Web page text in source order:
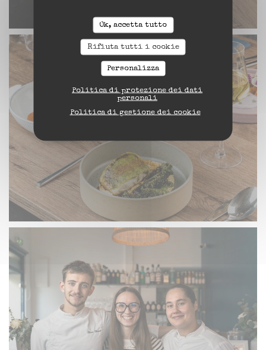
Ok, accetta tutto
Rifiuta tutti i cookie
Personalizza
Politica di protezione dei dati
personali
Politica di gestione dei cookie